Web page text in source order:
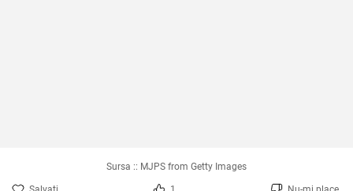
Sursa :: MJPS from Getty Images